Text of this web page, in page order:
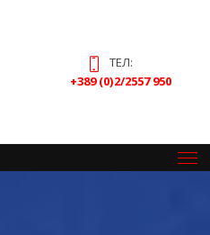
ТЕЛ:
+389 (0)2/2557 950